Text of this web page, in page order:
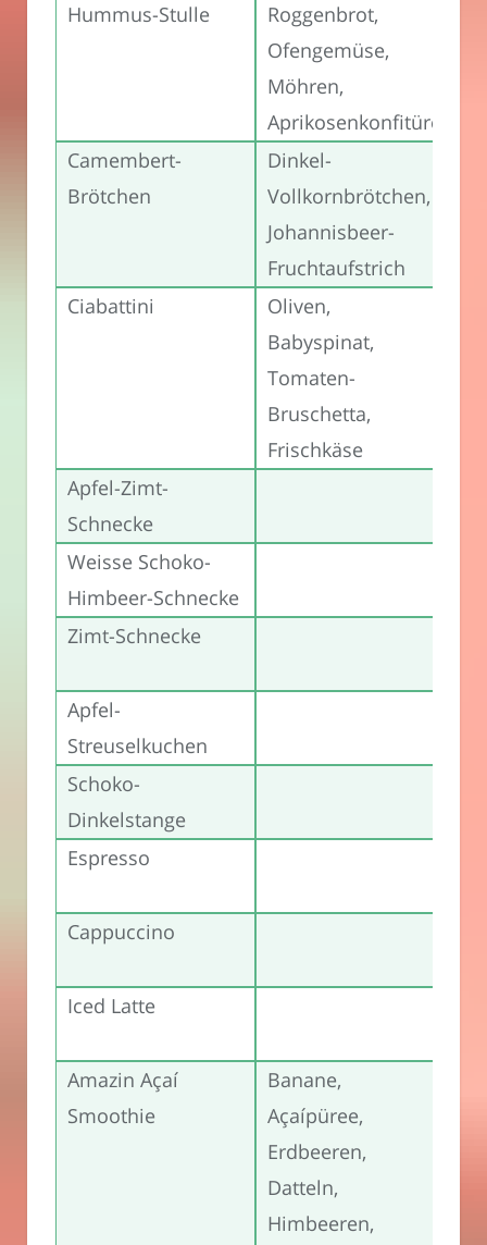
Hummus-Stulle
Roggenbrot,
Ofengemüse,
Möhren,
Aprikosenkonfitüre
Camembert-
Brötchen
Dinkel-
Vollkornbrötchen,
Johannisbeer-
Fruchtaufstrich
Ciabattini
Oliven,
Babyspinat,
Tomaten-
Bruschetta,
Frischkäse
Apfel-Zimt-
Schnecke
Weisse Schoko-
Himbeer-Schnecke
Zimt-Schnecke
Apfel-
Streuselkuchen
Schoko-
Dinkelstange
Espresso
Cappuccino
Iced Latte
Amazin Açaí
Smoothie
Banane,
Açaípüree,
Erdbeeren,
Datteln,
Himbeeren,